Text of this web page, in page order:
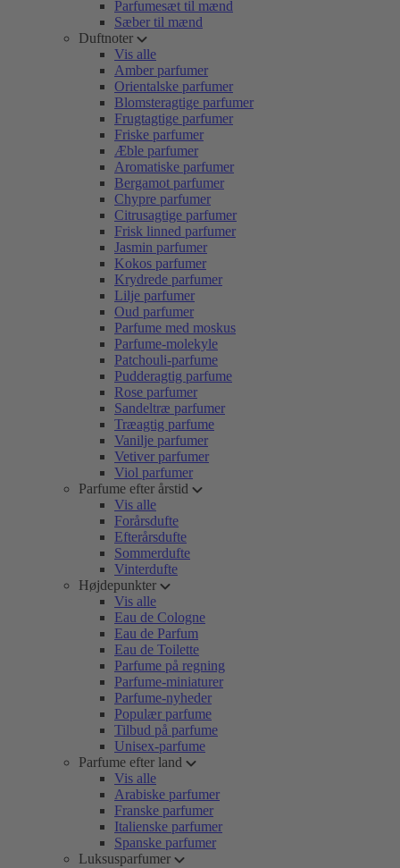
Parfumesæt til mænd
Sæber til mænd
Duftnoter
Vis alle
Amber parfumer
Orientalske parfumer
Blomsteragtige parfumer
Frugtagtige parfumer
Friske parfumer
Æble parfumer
Aromatiske parfumer
Bergamot parfumer
Chypre parfumer
Citrusagtige parfumer
Frisk linned parfumer
Jasmin parfumer
Kokos parfumer
Krydrede parfumer
Lilje parfumer
Oud parfumer
Parfume med moskus
Parfume-molekyle
Patchouli-parfume
Pudderagtig parfume
Rose parfumer
Sandeltræ parfumer
Træagtig parfume
Vanilje parfumer
Vetiver parfumer
Viol parfumer
Parfume efter årstid
Vis alle
Forårsdufte
Efterårsdufte
Sommerdufte
Vinterdufte
Højdepunkter
Vis alle
Eau de Cologne
Eau de Parfum
Eau de Toilette
Parfume på regning
Parfume-miniaturer
Parfume-nyheder
Populær parfume
Tilbud på parfume
Unisex-parfume
Parfume efter land
Vis alle
Arabiske parfumer
Franske parfumer
Italienske parfumer
Spanske parfumer
Luksusparfumer